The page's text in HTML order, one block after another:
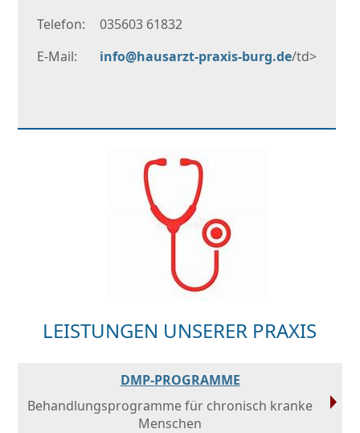
Telefon:
035603 61832
E-Mail:
info@hausarzt-praxis-burg.de/td>
LEISTUNGEN UNSERER PRAXIS
DMP-PROGRAMME
Behandlungsprogramme für chronisch kranke
Menschen